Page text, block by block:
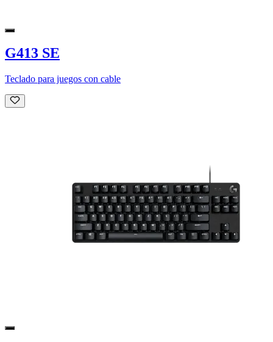
G413 SE
Teclado para juegos con cable